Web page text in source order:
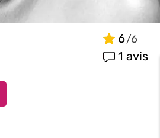
6
1 avis